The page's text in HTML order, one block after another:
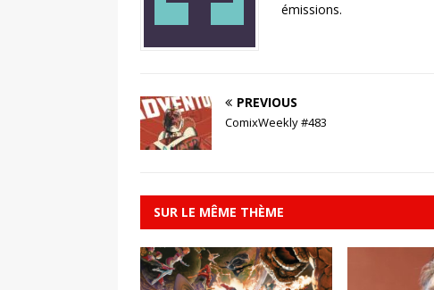
émissions.
PREVIOUS
ComixWeekly #483
SUR LE MÊME THÈME